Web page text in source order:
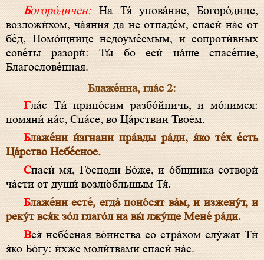
Богоро́дичен:На Тя́ упова́ние, Богоро́дице,
возложи́хом, ча́яния да не отпаде́м, спаси́ на́с от
бе́д, Помо́щнице недоуме́емым, и сопроти́вных
сове́ты разори́: Ты́ бо еси́ на́ше спасе́ние,
Благослове́нная.
Блаже́нна, гла́с 2:
Гла́с Ти́ прино́сим разбо́йничь, и мо́лимся:
помяни́ на́с, Спа́се, во Ца́рствии Твое́м.
Блаже́ни и́згнани пра́вды ра́ди, я́ко те́х е́сть
Ца́рство Небе́сное.
Спаси́ мя, Го́споди Бо́же, и о́бщника сотвори́
ча́сти от души́ возлю́бльшым Тя́.
Блаже́ни есте́, егда́ поно́сят ва́м, и изжену́т, и
реку́т вся́к зо́л глаго́л на вы́ лжу́ще Мене́ ра́ди.
Вся́ небе́сная во́инства со стра́хом слу́жат Ти́
я́ко Бо́гу: и́хже моли́твами спаси́ на́с.